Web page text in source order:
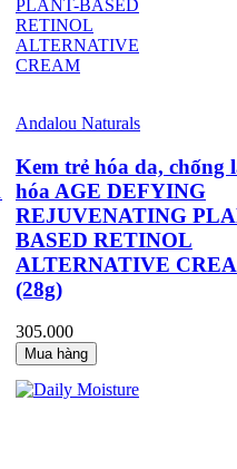
Andalou Naturals
Kem trẻ hóa da, chống
hóa AGE DEFYING
REJUVENATING
BASED RETINOL
ALTERNATIVE
(28g)
305.000
Mua hàng